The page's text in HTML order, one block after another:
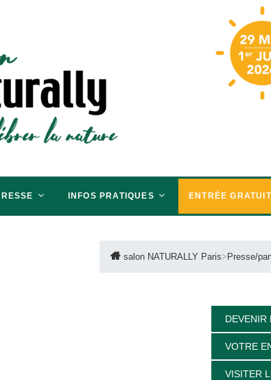
INFOS PRATIQUES ENTRÉE
salon NATURALLY Paris> Presse/
DEVENIR
VOTRE
VISITER